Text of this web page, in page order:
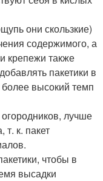
они скользкие)
содержимого, а
крепежи также
пакетики в
высокий темп
лучше
т. к. пакет
чтобы в
высадки